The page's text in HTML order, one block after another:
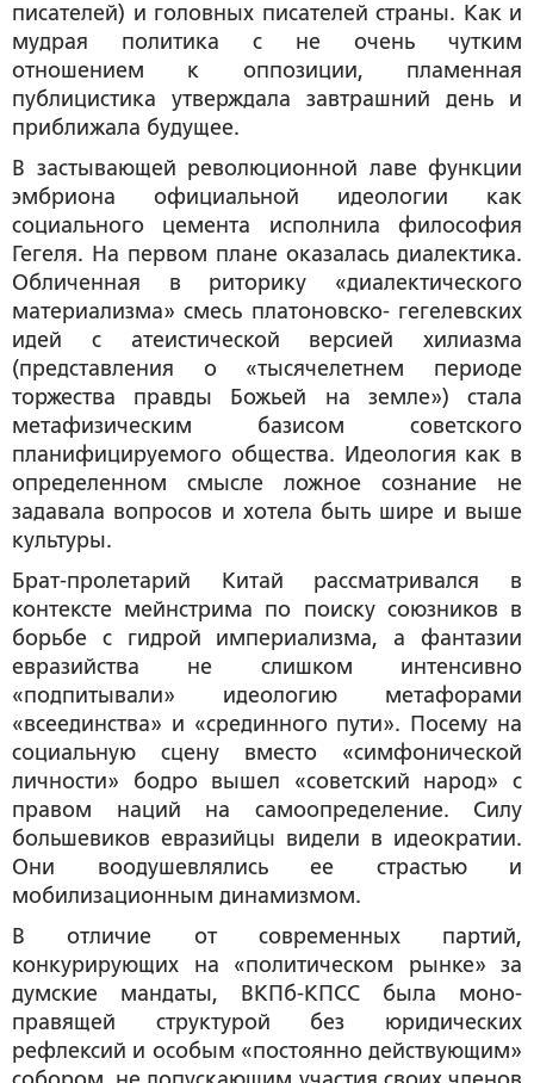
писателей) и головных писателей страны. Как и
мудрая политика с не очень чутким
отношением к оппозиции, пламенная
публицистика утверждала завтрашний день и
приближала будущее.
В застывающей революционной лаве функции
эмбриона официальной идеологии как
социального цемента исполнила философия
Гегеля. На первом плане оказалась диалектика.
Обличенная в риторику «диалектического
материализма» смесь платоновско- гегелевских
идей с атеистической версией хилиазма
(представления о «тысячелетнем периоде
торжества правды Божьей на земле») стала
метафизическим базисом советского
планифицируемого общества. Идеология как в
определенном смысле ложное сознание не
задавала вопросов и хотела быть шире и выше
культуры.
Брат-пролетарий Китай рассматривался в
контексте мейнстрима по поиску союзников в
борьбе с гидрой империализма, а фантазии
евразийства не слишком интенсивно
«подпитывали» идеологию метафорами
«всеединства» и «срединного пути». Посему на
социальную сцену вместо «симфонической
личности» бодро вышел «советский народ» с
правом наций на самоопределение. Силу
большевиков евразийцы видели в идеократии.
Они воодушевлялись ее страстью и
мобилизационным динамизмом.
В отличие от современных партий,
конкурирующих на «политическом рынке» за
думские мандаты, ВКПб-КПСС была моно-
правящей структурой без юридических
рефлексий и особым «постоянно действующим»